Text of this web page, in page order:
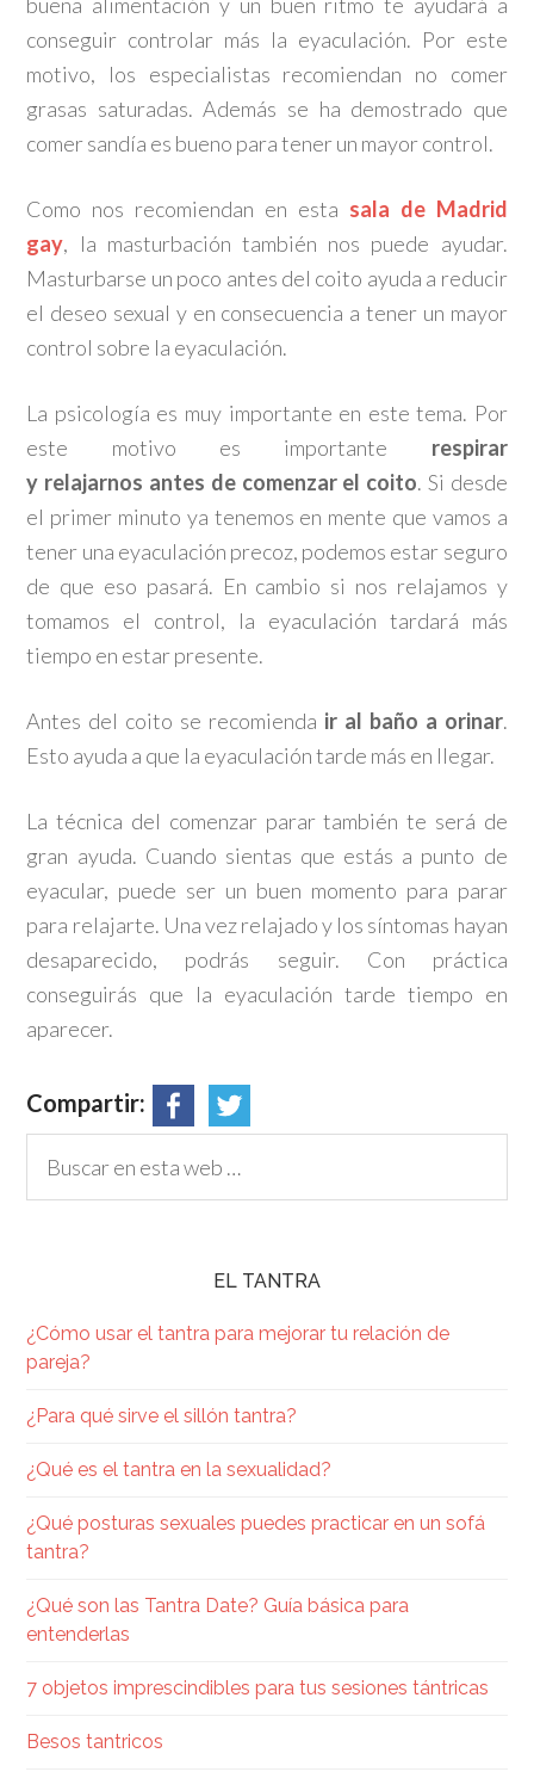
conseguir controlar más la eyaculación. Por este
motivo, los especialistas recomiendan no comer
grasas saturadas. Además se ha demostrado que
comer sandía es bueno para tener un mayor control.
Como nos recomiendan en esta sala de Madrid
gay, la masturbación también nos puede ayudar.
Masturbarse un poco antes del coito ayuda a reducir
el deseo sexual y en consecuencia a tener un mayor
control sobre la eyaculación.
La psicología es muy importante en este tema. Por
este motivo es importante respirar
y relajarnos antes de comenzar el coito. Si desde
el primer minuto ya tenemos en mente que vamos a
tener una eyaculación precoz, podemos estar seguro
de que eso pasará. En cambio si nos relajamos y
tomamos el control, la eyaculación tardará más
tiempo en estar presente.
Antes del coito se recomienda ir al baño a orinar.
Esto ayuda a que la eyaculación tarde más en llegar.
La técnica del comenzar parar también te será de
gran ayuda. Cuando sientas que estás a punto de
eyacular, puede ser un buen momento para parar
para relajarte. Una vez relajado y los síntomas hayan
desaparecido, podrás seguir. Con práctica
conseguirás que la eyaculación tarde tiempo en
aparecer.
Compartir:
EL TANTRA
¿Cómo usar el tantra para mejorar tu relación de
pareja?
¿Para qué sirve el sillón tantra?
¿Qué es el tantra en la sexualidad​?
¿Qué posturas sexuales puedes practicar en un sofá
tantra?
¿Qué son las Tantra Date? Guía básica para
entenderlas
7 objetos imprescindibles para tus sesiones tántricas
Besos tantricos